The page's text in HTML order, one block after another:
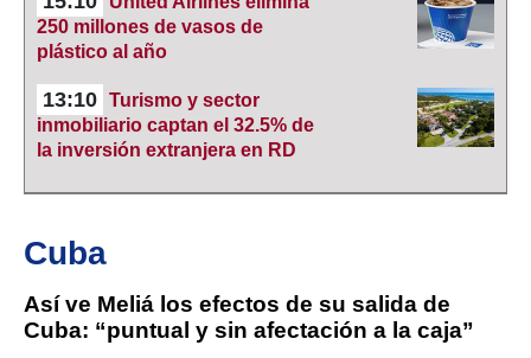
250 millones de vasos de
plástico al año
13:10 Turismo y sector
inmobiliario captan el 32.5% de
la inversión extranjera en RD
Cuba
Así ve Meliá los efectos de su salida de
Cuba: “puntual y sin afectación a la caja”